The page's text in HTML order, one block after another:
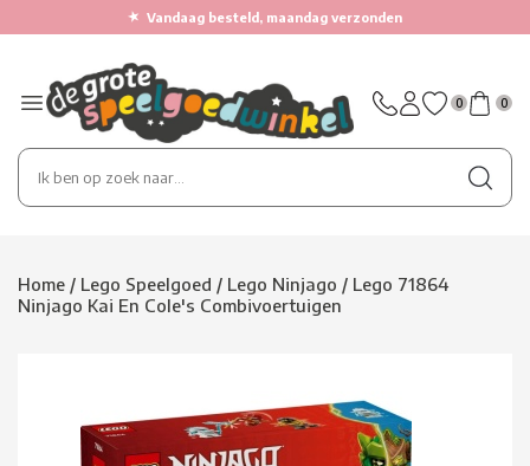
★ Vandaag besteld, maandag verzonden
0 0
Home / Lego Speelgoed / Lego Ninjago / Lego 71864
Ninjago Kai En Cole's Combivoertuigen